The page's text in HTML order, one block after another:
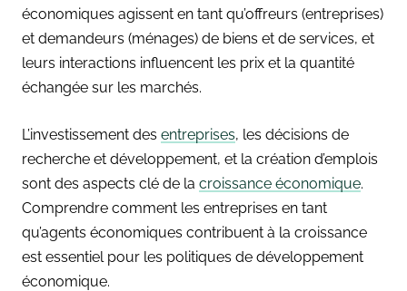
économiques agissent en tant qu’offreurs (entreprises)
et demandeurs (ménages) de biens et de services, et
leurs interactions influencent les prix et la quantité
échangée sur les marchés.
L’investissement des entreprises, les décisions de
recherche et développement, et la création d’emplois
sont des aspects clé de la croissance économique.
Comprendre comment les entreprises en tant
qu’agents économiques contribuent à la croissance
est essentiel pour les politiques de développement
économique.